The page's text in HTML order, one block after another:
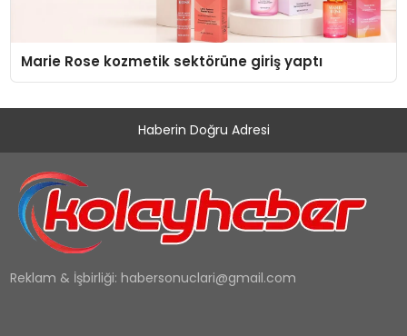
Marie Rose kozmetik sektörüne giriş yaptı
Haberin Doğru Adresi
Reklam & İşbirliği: habersonuclari@gmail.com